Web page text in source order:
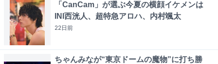
「CanCam」が選ぶ今夏の横顔イケメンは
INI西洸人、超特急アロハ、内村颯太
22日前
ちゃんみなが“東京ドームの魔物”に打ち勝